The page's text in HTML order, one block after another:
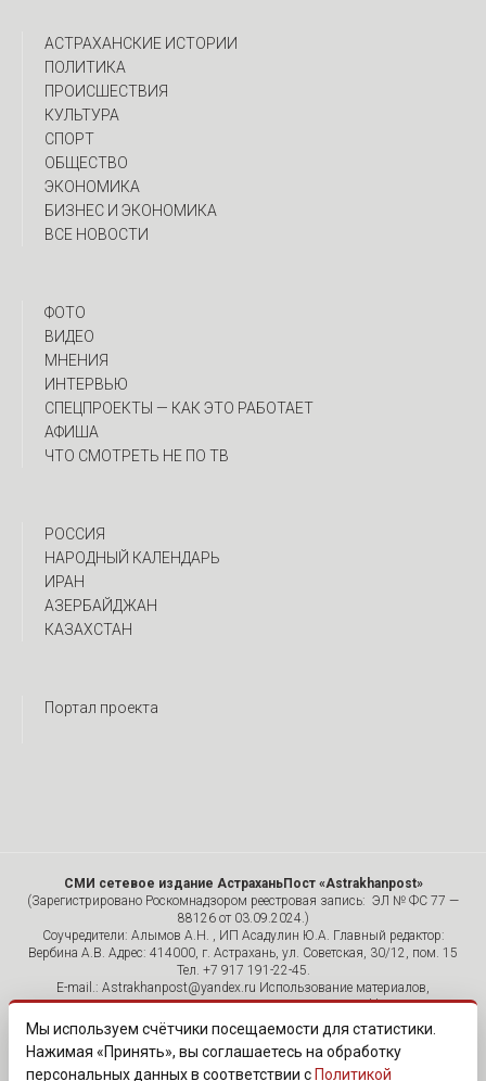
АСТРАХАНСКИЕ ИСТОРИИ
ПОЛИТИКА
ПРОИСШЕСТВИЯ
КУЛЬТУРА
СПОРТ
ОБЩЕСТВО
ЭКОНОМИКА
БИЗНЕС И ЭКОНОМИКА
ВСЕ НОВОСТИ
ФОТО
ВИДЕО
МНЕНИЯ
ИНТЕРВЬЮ
CПЕЦПРОЕКТЫ — КАК ЭТО РАБОТАЕТ
АФИША
ЧТО СМОТРЕТЬ НЕ ПО ТВ
РОССИЯ
НАРОДНЫЙ КАЛЕНДАРЬ
ИРАН
АЗЕРБАЙДЖАН
КАЗАХСТАН
Портал проекта
СМИ сетевое издание АстраханьПост «Astrakhanpost»
(Зарегистрировано Роскомнадзором реестровая запись: ЭЛ № ФС 77 —
88126 от 03.09.2024.)
Соучредители: Алымов А.Н. , ИП Асадулин Ю.А. Главный редактор:
Вербина А.В. Адрес: 414000, г. Астрахань, ул. Советская, 30/12, пом. 15
Тел. +7 917 191-22-45.
E-mail.: Astrakhanpost@yandex.ru Использование материалов,
размещенных на страницах сетевого издания «Astrakhanpost»,
допускается исключительно с указанием источника и публикацией
активной гиперссылки на портал Astrakhanpost.ru. Комментарии
читателей сайта размещаются без предварительного редактирования.
Редакция оставляет за собой право удалить их с сайта или
Мы используем счётчики посещаемости для статистики.
Нажимая «Принять», вы соглашаетесь на обработку
персональных данных в соответствии с Политикой